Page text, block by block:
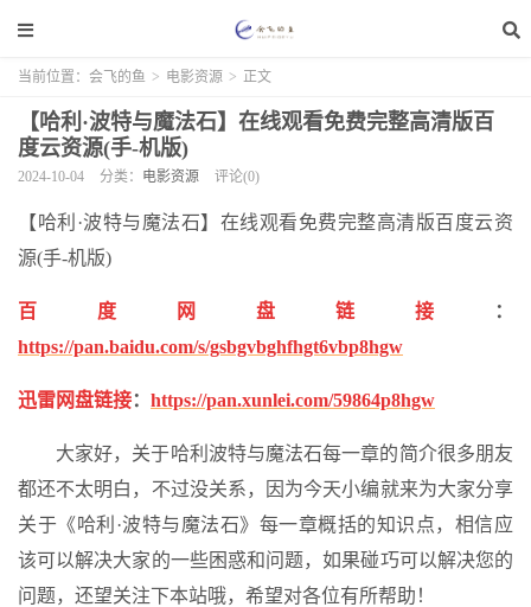
当前位置： 会飞的鱼 > 电影资源 > 正文
【哈利·波特与魔法石】在线观看免费完整高清版百
度云资源(手-机版)
2024-10-04 分类： 电影资源 评论(0)
【哈利·波特与魔法石】在线观看免费完整高清版百度云资
源(手-机版)
百度网盘链接
：
https://pan.baidu.com/s/gsbgvbghfhgt6vbp8hgw
迅雷网盘链接： https://pan.xunlei.com/59864p8hgw
大家好，关于哈利波特与魔法石每一章的简介很多朋友
都还不太明白，不过没关系，因为今天小编就来为大家分享
关于《哈利·波特与魔法石》每一章概括的知识点，相信应
该可以解决大家的一些困惑和问题，如果碰巧可以解决您的
问题，还望关注下本站哦，希望对各位有所帮助！